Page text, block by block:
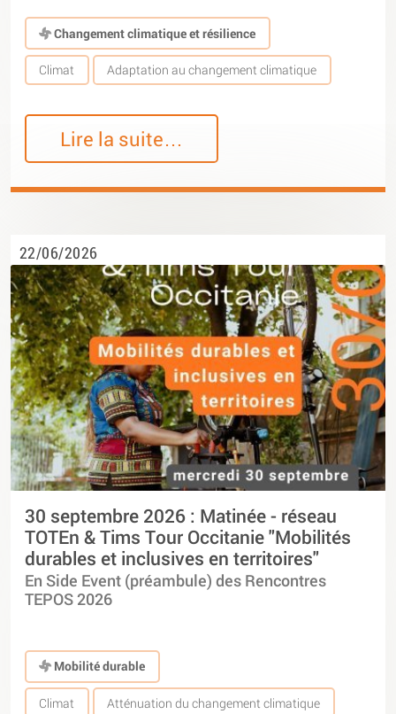
Changement climatique et résilience
Climat Adaptation au changement climatique
Lire la suite…
22/06/2026
30 septembre 2026 : Matinée - réseau
TOTEn & Tims Tour Occitanie "Mobilités
durables et inclusives en territoires"
En Side Event (préambule) des Rencontres
TEPOS 2026
Mobilité durable
Climat Atténuation du changement climatique